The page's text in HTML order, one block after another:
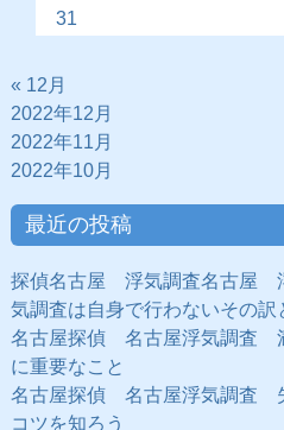
31
« 12月
2022年12月
2022年11月
2022年10月
最近の投稿
探偵名古屋 浮気調査名古屋
気調査は自身で行わないその訳
名古屋探偵 名古屋浮気調査
に重要なこと
名古屋探偵 名古屋浮気調査
コツを知ろう